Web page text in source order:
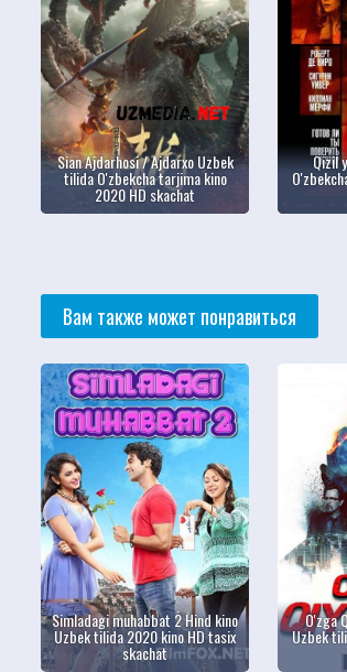
Sian Ajdarhosi / Ajdarxo Uzbek
tilida O'zbekcha tarjima kino
2020 HD skachat
Qizil
Вам также может понравиться
Simladagi muhabbat 2 Hind kino
Uzbek tilida 2020 kino HD tasix
skachat
O'zga
Uzbek